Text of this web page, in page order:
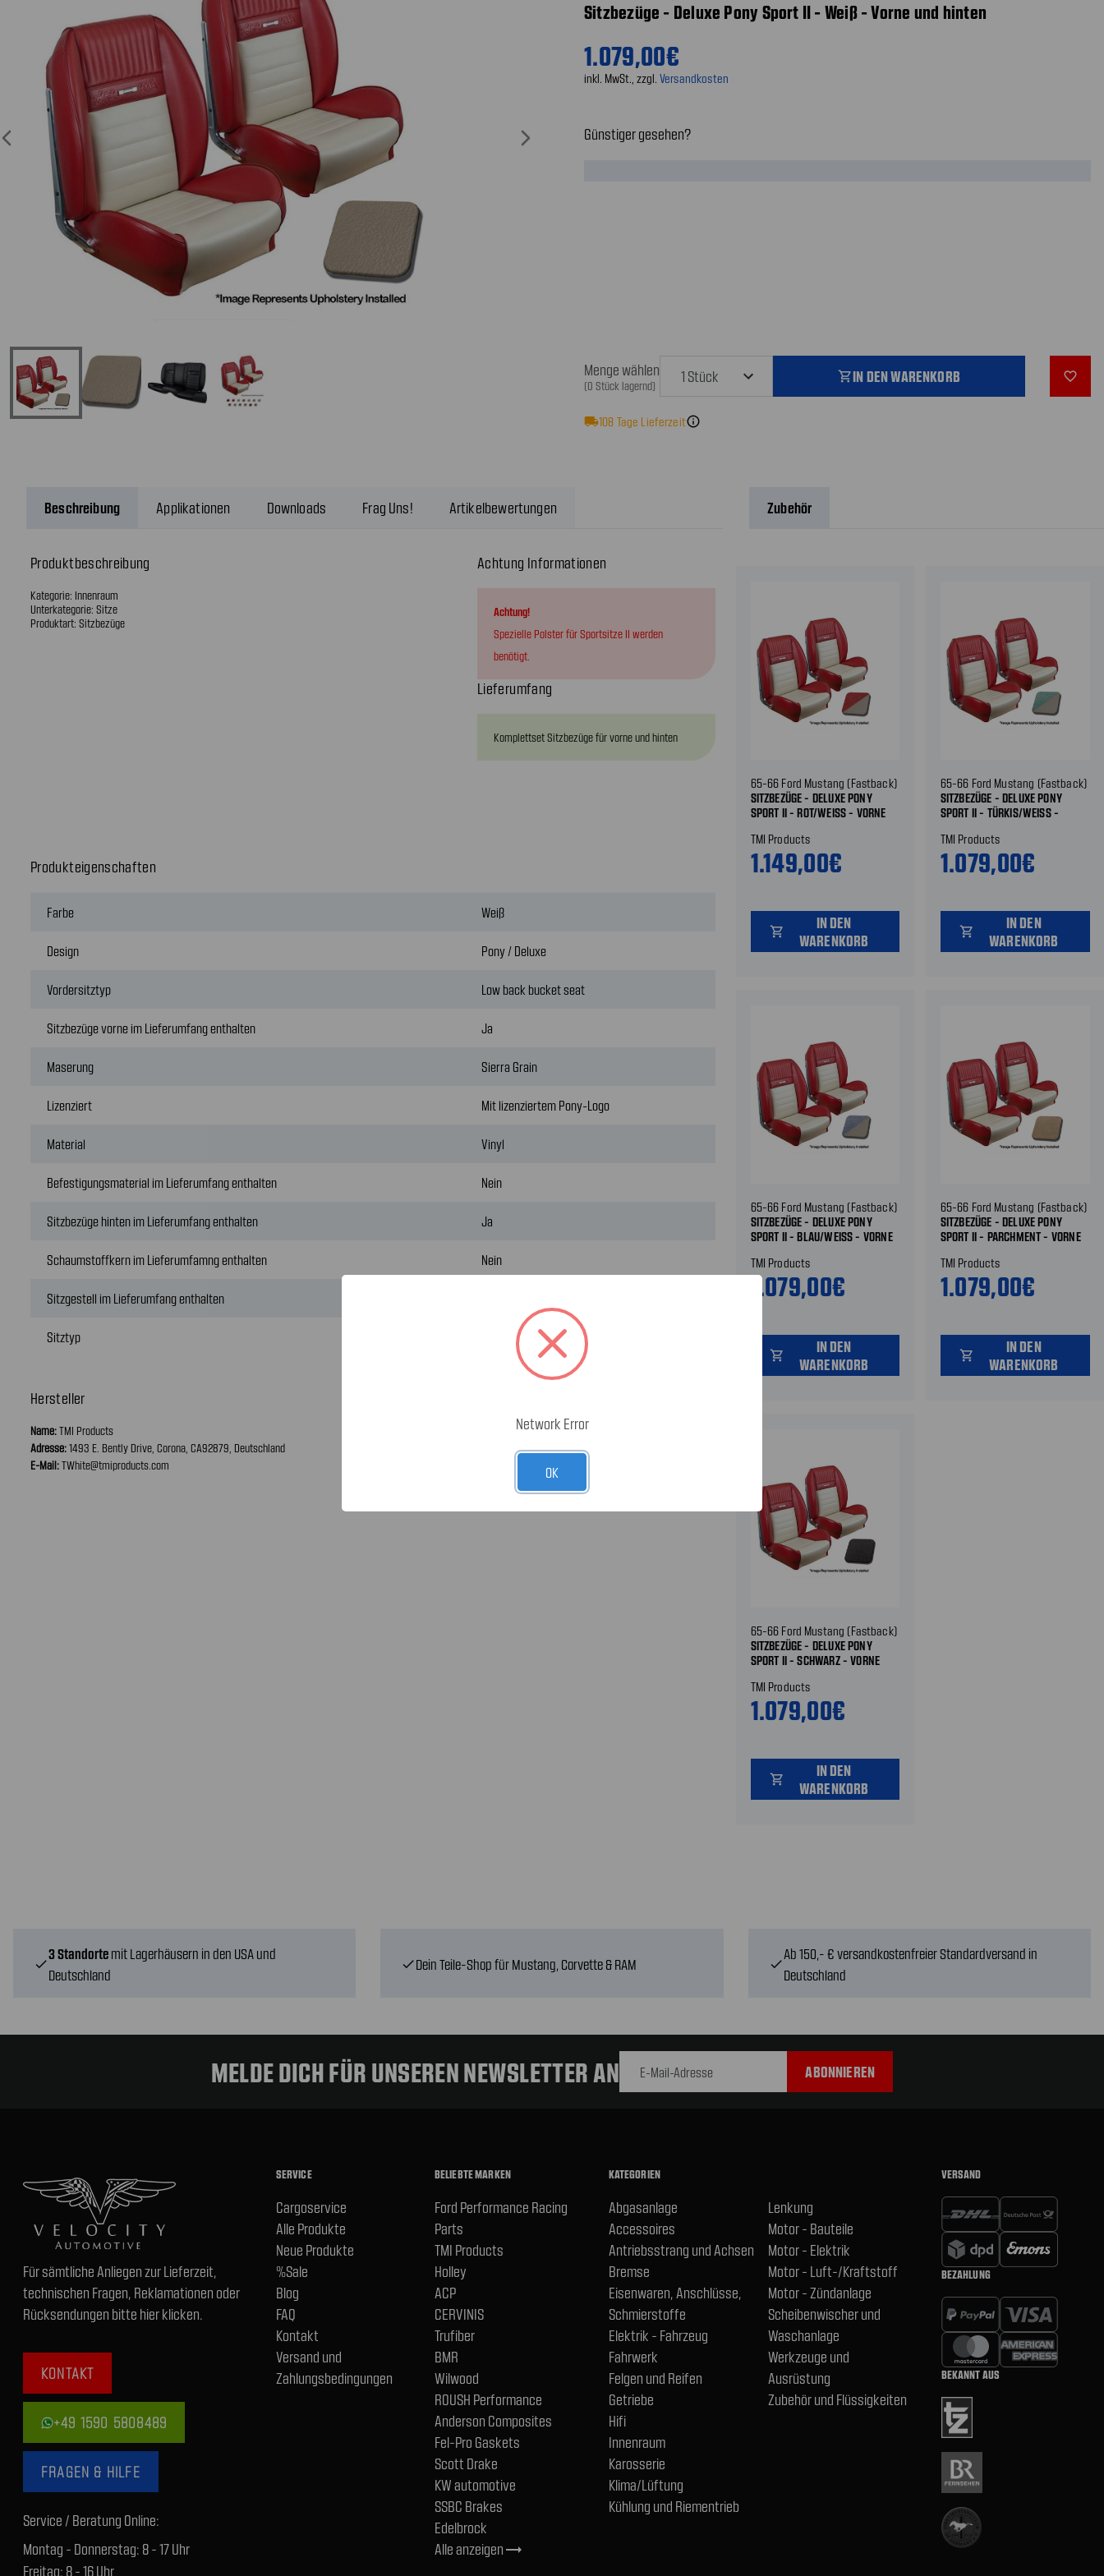
Sitzbezüge - Deluxe Pony Sport II - Weiß - Vorne und hinten
1.079,00€
inkl. MwSt., zzgl. Versandkosten
Günstiger gesehen?
Menge wählen
(0 Stück lagernd)
shopping_cartIN DEN WARENKORB favorite_outline
local_shipping108 Tage Lieferzeitinfo
Beschreibung Applikationen Downloads Frag Uns! Artikelbewertungen
Produktbeschreibung
Kategorie: Innenraum
Unterkategorie: Sitze
Produktart: Sitzbezüge
Achtung Informationen
Achtung!
Spezielle Polster für Sportsitze II werden
benötigt.
Lieferumfang
Komplettset Sitzbezüge für vorne und hinten
Produkteigenschaften
Farbe Weiß
Design Pony / Deluxe
Vordersitztyp Low back bucket seat
Sitzbezüge vorne im Lieferumfang enthalten Ja
Maserung Sierra Grain
Lizenziert Mit lizenziertem Pony-Logo
Material Vinyl
Befestigungsmaterial im Lieferumfang enthalten Nein
Sitzbezüge hinten im Lieferumfang enthalten Ja
Schaumstoffkern im Lieferumfamng enthalten Nein
Sitzgestell im Lieferumfang enthalten
Sitztyp
Hersteller
Name:TMI Products
Adresse:1493 E. Bently Drive, Corona, CA92879, Deutschland
E-Mail:TWhite@tmiproducts.com
Zubehör
65-66 Ford Mustang (Fastback)
SITZBEZÜGE - DELUXE PONY
SPORT II - ROT/WEISS - VORNE U
TMI Products
1.149,00€
shopping_cart
IN DEN
WARENKORB
65-66 Ford Mustang (Fastback)
SITZBEZÜGE - DELUXE PONY
SPORT II - TÜRKIS/WEISS - V
TMI Products
1.079,00€
shopping_cart
IN DEN
WARENKORB
65-66 Ford Mustang (Fastback)
SITZBEZÜGE - DELUXE PONY
SPORT II - BLAU/WEISS - VORNE U
TMI Products
1.079,00€
shopping_cart
IN DEN
WARENKORB
65-66 Ford Mustang (Fastback)
SITZBEZÜGE - DELUXE PONY
SPORT II - PARCHMENT - VORNE
TMI Products
1.079,00€
shopping_cart
IN DEN
WARENKORB
65-66 Ford Mustang (Fastback)
SITZBEZÜGE - DELUXE PONY
SPORT II - SCHWARZ - VORNE
TMI Products
1.079,00€
shopping_cart
IN DEN
WARENKORB
check
3 Standorte mit Lagerhäusern in den USA und
Deutschland
checkDein Teile-Shop für Mustang, Corvette & RAM check
Ab 150,- € versandkostenfreier Standardversand in
Deutschland
MELDE DICH FÜR UNSEREN NEWSLETTER AN
Für sämtliche Anliegen zur Lieferzeit,
technischen Fragen, Reklamationen oder
Rücksendungen bitte hier klicken.
KONTAKT
+49 1590 5808489
FRAGEN & HILFE
Service / Beratung Online:
Montag - Donnerstag: 8 - 17 Uhr
Freitag: 8 - 16 Uhr
SERVICE
Cargoservice
Alle Produkte
Neue Produkte
%Sale
Blog
FAQ
Kontakt
Versand und
Zahlungsbedingungen
BELIEBTE MARKEN
Ford Performance Racing
Parts
TMI Products
Holley
ACP
CERVINIS
Trufiber
BMR
Wilwood
ROUSH Performance
Anderson Composites
Fel-Pro Gaskets
Scott Drake
KW automotive
SSBC Brakes
Edelbrock
Alle anzeigentrending_flat
KATEGORIEN
Abgasanlage
Accessoires
Antriebsstrang und Achsen
Bremse
Eisenwaren, Anschlüsse,
Schmierstoffe
Elektrik - Fahrzeug
Fahrwerk
Felgen und Reifen
Getriebe
Hifi
Innenraum
Karosserie
Klima/Lüftung
Kühlung und Riementrieb
Lenkung
Motor - Bauteile
Motor - Elektrik
Motor - Luft-/Kraftstoff
Motor - Zündanlage
Scheibenwischer und
Waschanlage
Werkzeuge und
Ausrüstung
Zubehör und Flüssigkeiten
VERSAND
BEZAHLUNG
BEKANNT AUS
Network Error
OK